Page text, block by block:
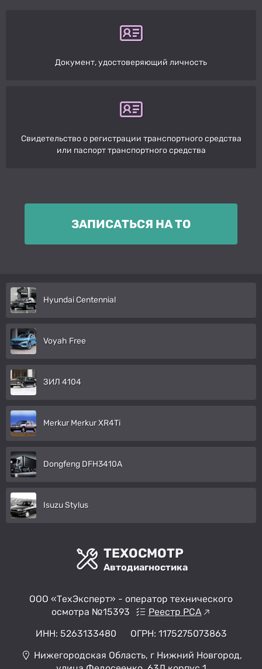
Документ, удостоверяющий личность
Свидетельство о регистрации транспортного средства
или паспорт транспортного средства
ЗАПИСАТЬСЯ НА ТО
Hyundai Centennial
Voyah Free
ЗИЛ 4104
Merkur Merkur XR4Ti
Dongfeng DFH3410A
Isuzu Stylus
ТЕХОСМОТР
Автодиагностика
ООО «ТехЭксперт» - оператор технического
осмотра №15393
Реестр РСА
ИНН: 5263133480
ОГРН: 1175275073863
Нижегородская Область, г Нижний Новгород,